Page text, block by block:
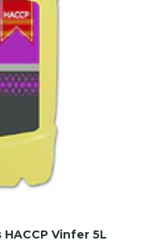
Vinfer 5L